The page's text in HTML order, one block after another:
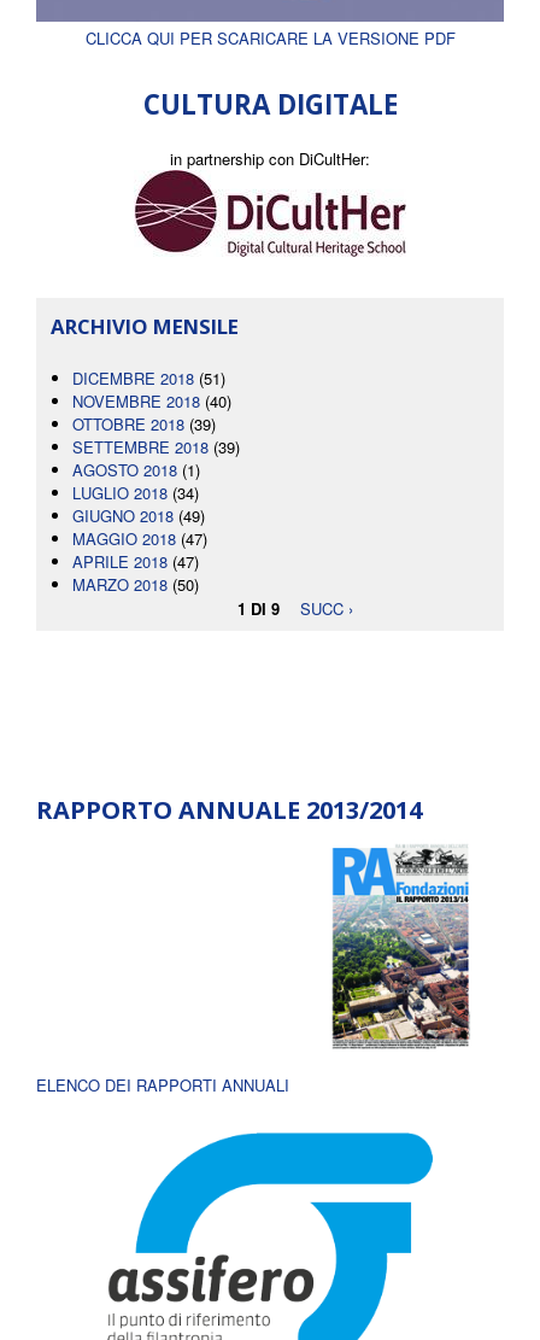
CLICCA QUI PER SCARICARE LA VERSIONE PDF
CULTURA DIGITALE
in partnership con DiCultHer:
ARCHIVIO MENSILE
DICEMBRE 2018 (51)
NOVEMBRE 2018 (40)
OTTOBRE 2018 (39)
SETTEMBRE 2018 (39)
AGOSTO 2018 (1)
LUGLIO 2018 (34)
GIUGNO 2018 (49)
MAGGIO 2018 (47)
APRILE 2018 (47)
MARZO 2018 (50)
1 DI 9
SUCC ›
RAPPORTO ANNUALE 2013/2014
ELENCO DEI RAPPORTI ANNUALI